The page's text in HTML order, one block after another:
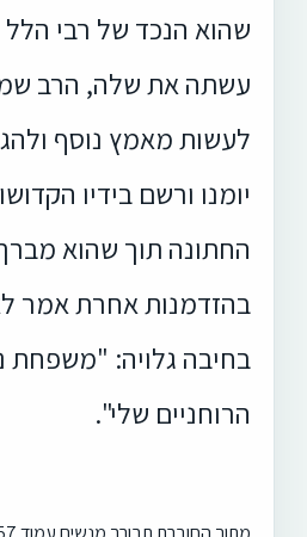
שהוא הנכד של רבי הלל
עשתה את שלה, הרב
לעשות מאמץ נוסף
יומנו ורשם בידיו
החתונה תוך שהוא
בהזדמנות אחרת אמר
בחיבה גלויה: "משפחת
הרוחניים שלי".